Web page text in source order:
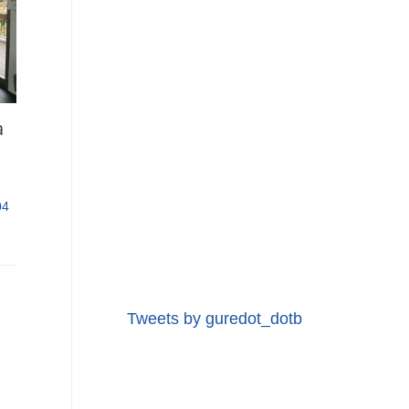
Tweets by guredot_dotb